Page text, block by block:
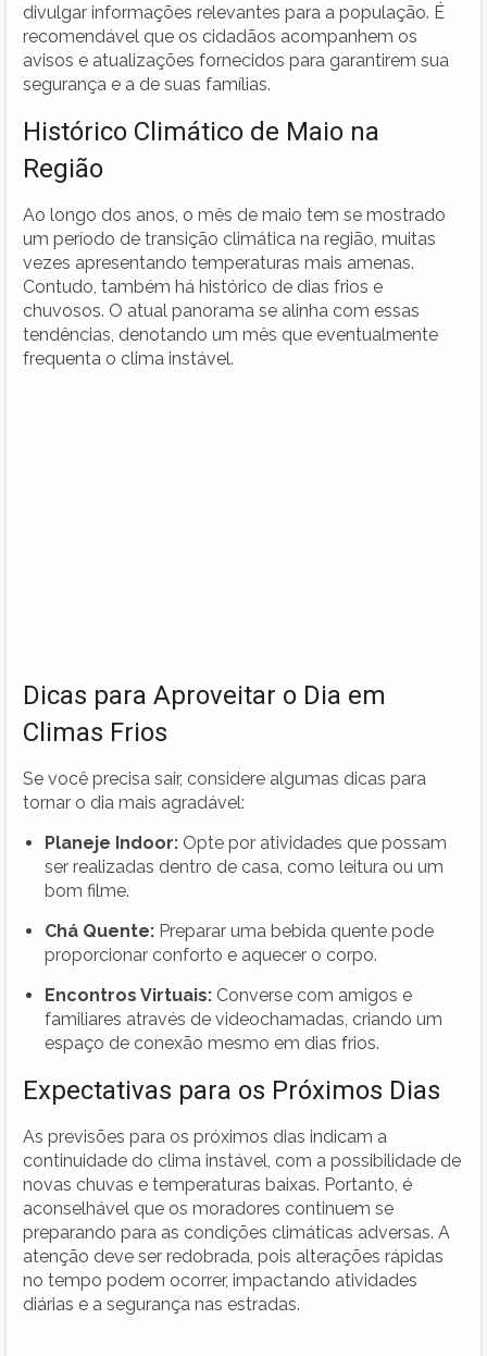
divulgar informações relevantes para a população. É
recomendável que os cidadãos acompanhem os
avisos e atualizações fornecidos para garantirem sua
segurança e a de suas famílias.
Histórico Climático de Maio na
Região
Ao longo dos anos, o mês de maio tem se mostrado
um período de transição climática na região, muitas
vezes apresentando temperaturas mais amenas.
Contudo, também há histórico de dias frios e
chuvosos. O atual panorama se alinha com essas
tendências, denotando um mês que eventualmente
frequenta o clima instável.
Dicas para Aproveitar o Dia em
Climas Frios
Se você precisa sair, considere algumas dicas para
tornar o dia mais agradável:
Planeje Indoor: Opte por atividades que possam
ser realizadas dentro de casa, como leitura ou um
bom filme.
Chá Quente: Preparar uma bebida quente pode
proporcionar conforto e aquecer o corpo.
Encontros Virtuais: Converse com amigos e
familiares através de videochamadas, criando um
espaço de conexão mesmo em dias frios.
Expectativas para os Próximos Dias
As previsões para os próximos dias indicam a
continuidade do clima instável, com a possibilidade de
novas chuvas e temperaturas baixas. Portanto, é
aconselhável que os moradores continuem se
preparando para as condições climáticas adversas. A
atenção deve ser redobrada, pois alterações rápidas
no tempo podem ocorrer, impactando atividades
diárias e a segurança nas estradas.